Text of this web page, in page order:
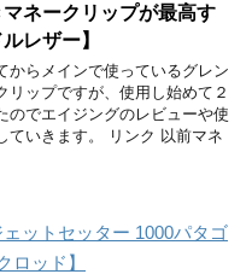
ネークリップが最高す
レザー】
からメインで使っているグレン
リップですが、使用し始めて２
のでエイジングのレビューや使
ていきます。 リンク 以前マネ
ェットセッター 1000パタゴ
ロッド】